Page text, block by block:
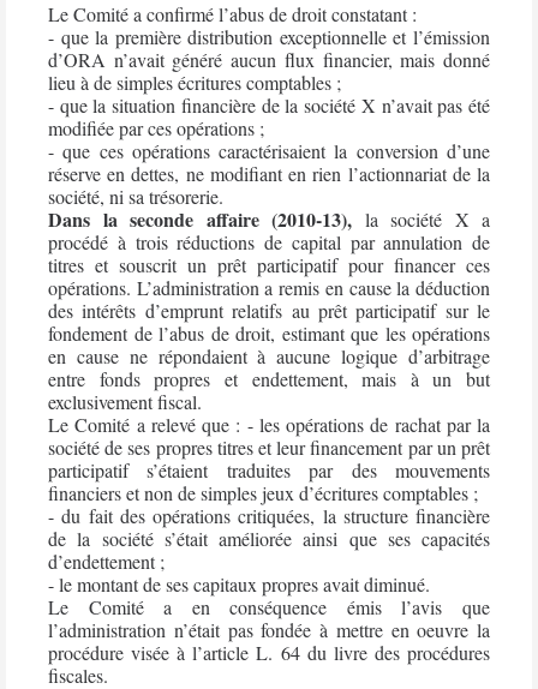
Le Comité a confirmé l’abus de droit constatant :
- que la première distribution exceptionnelle et l’émission
d’ORA n’avait généré aucun flux financier, mais donné
lieu à de simples écritures comptables ;
- que la situation financière de la société X n’avait pas été
modifiée par ces opérations ;
- que ces opérations caractérisaient la conversion d’une
réserve en dettes, ne modifiant en rien l’actionnariat de la
société, ni sa trésorerie.
Dans la seconde affaire (2010-13), la société X a
procédé à trois réductions de capital par annulation de
titres et souscrit un prêt participatif pour financer ces
opérations. L’administration a remis en cause la déduction
des intérêts d’emprunt relatifs au prêt participatif sur le
fondement de l’abus de droit, estimant que les opérations
en cause ne répondaient à aucune logique d’arbitrage
entre fonds propres et endettement, mais à un but
exclusivement fiscal.
Le Comité a relevé que : - les opérations de rachat par la
société de ses propres titres et leur financement par un prêt
participatif s’étaient traduites par des mouvements
financiers et non de simples jeux d’écritures comptables ;
- du fait des opérations critiquées, la structure financière
de la société s’était améliorée ainsi que ses capacités
d’endettement ;
- le montant de ses capitaux propres avait diminué.
Le Comité a en conséquence émis l’avis que
l’administration n’était pas fondée à mettre en oeuvre la
procédure visée à l’article L. 64 du livre des procédures
fiscales.